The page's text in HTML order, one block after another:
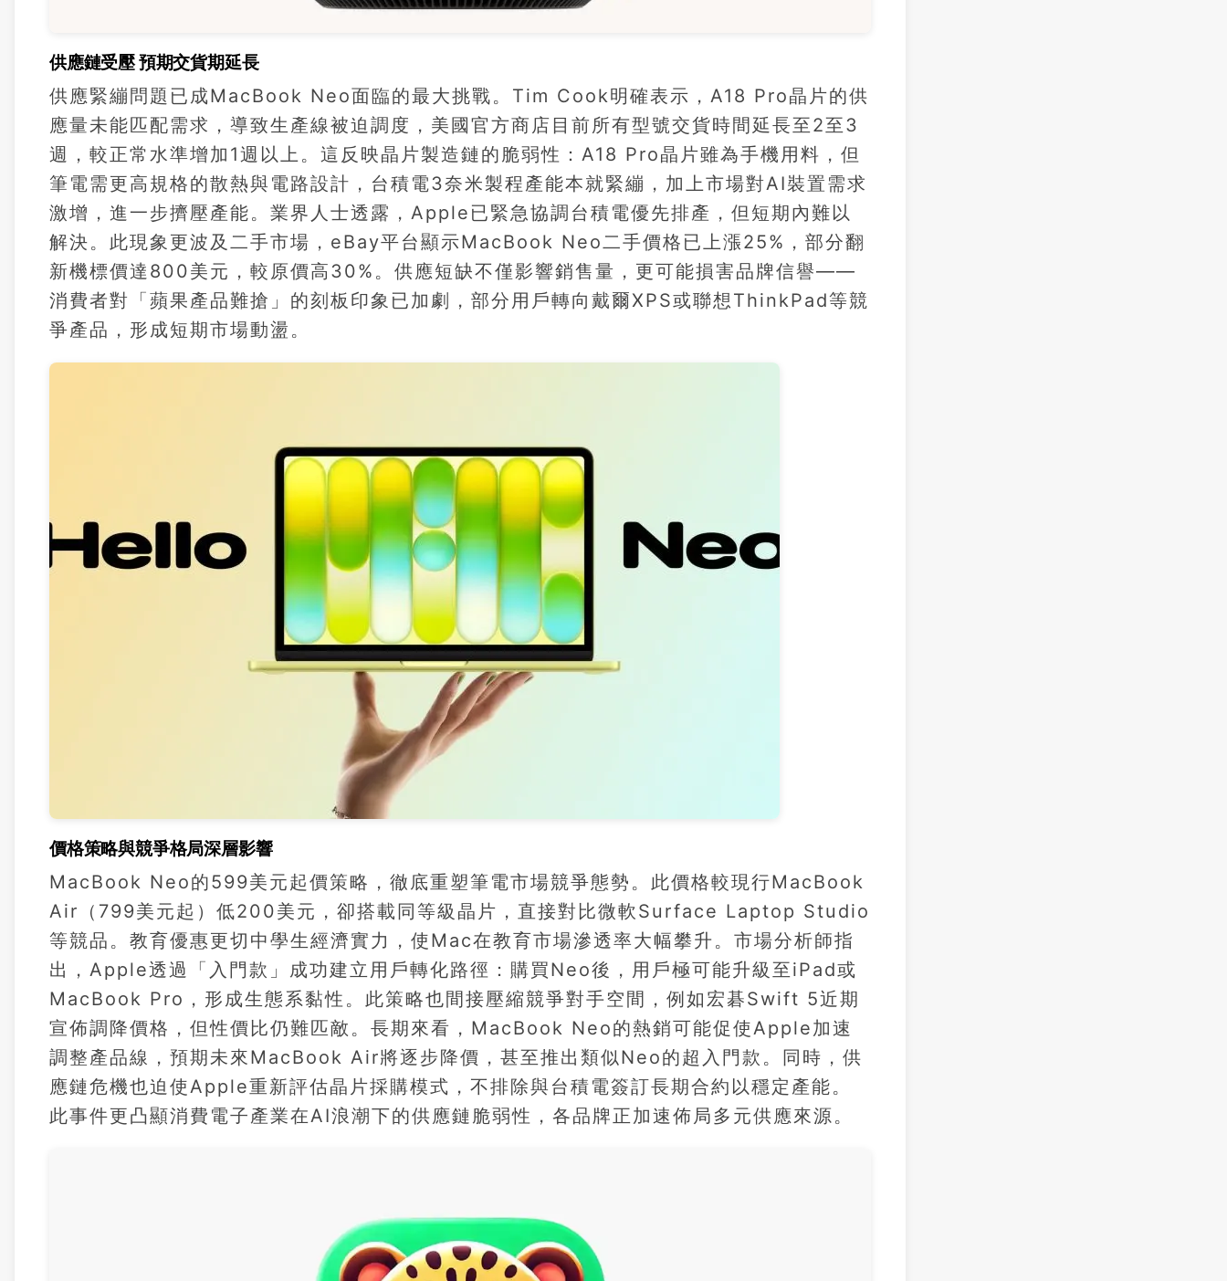
供應鏈受壓 預期交貨期延長
供應緊繃問題已成MacBook Neo面臨的最大挑戰。Tim Cook明確表示，A18 Pro晶片的供
應量未能匹配需求，導致生產線被迫調度，美國官方商店目前所有型號交貨時間延長至2至3
週，較正常水準增加1週以上。這反映晶片製造鏈的脆弱性：A18 Pro晶片雖為手機用料，但
筆電需更高規格的散熱與電路設計，台積電3奈米製程產能本就緊繃，加上市場對AI裝置需求
激增，進一步擠壓產能。業界人士透露，Apple已緊急協調台積電優先排產，但短期內難以
解決。此現象更波及二手市場，eBay平台顯示MacBook Neo二手價格已上漲25%，部分翻
新機標價達800美元，較原價高30%。供應短缺不僅影響銷售量，更可能損害品牌信譽——
消費者對「蘋果產品難搶」的刻板印象已加劇，部分用戶轉向戴爾XPS或聯想ThinkPad等競
爭產品，形成短期市場動盪。
價格策略與競爭格局深層影響
MacBook Neo的599美元起價策略，徹底重塑筆電市場競爭態勢。此價格較現行MacBook
Air（799美元起）低200美元，卻搭載同等級晶片，直接對比微軟Surface Laptop Studio
等競品。教育優惠更切中學生經濟實力，使Mac在教育市場滲透率大幅攀升。市場分析師指
出，Apple透過「入門款」成功建立用戶轉化路徑：購買Neo後，用戶極可能升級至iPad或
MacBook Pro，形成生態系黏性。此策略也間接壓縮競爭對手空間，例如宏碁Swift 5近期
宣佈調降價格，但性價比仍難匹敵。長期來看，MacBook Neo的熱銷可能促使Apple加速
調整產品線，預期未來MacBook Air將逐步降價，甚至推出類似Neo的超入門款。同時，供
應鏈危機也迫使Apple重新評估晶片採購模式，不排除與台積電簽訂長期合約以穩定產能。
此事件更凸顯消費電子產業在AI浪潮下的供應鏈脆弱性，各品牌正加速佈局多元供應來源。